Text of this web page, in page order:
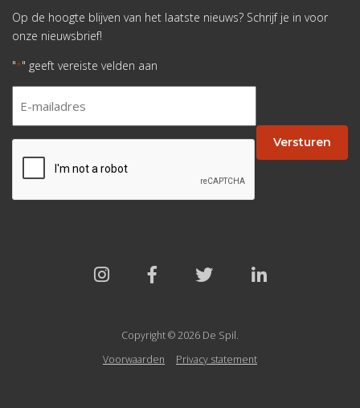
Op de hoogte blijven van het laatste nieuws? Schrijf je in voor
onze nieuwsbrief!
"*" geeft vereiste velden aan
mailadres
* Versturen
Copyright © 2026 De Spil.
Voorwaarden
Privacy statement